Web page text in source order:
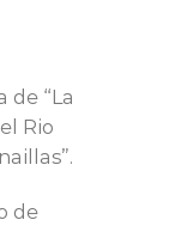
de “La
Rio
de